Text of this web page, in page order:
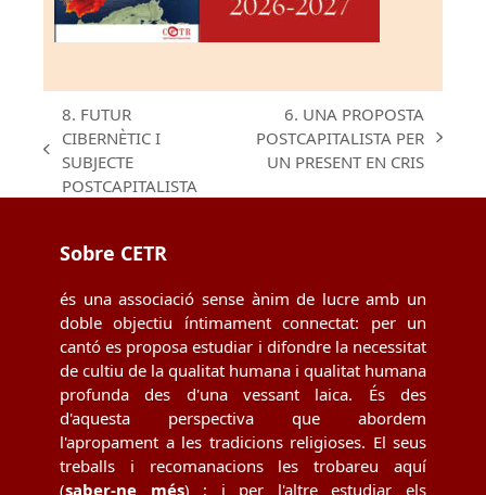
previous
post:
8. FUTUR
CIBERNÈTIC I
SUBJECTE
POSTCAPITALISTA
next
post:
6. UNA PROPOSTA
POSTCAPITALISTA PER
UN PRESENT EN CRIS
Sobre CETR
és una associació sense ànim de lucre amb un
doble objectiu íntimament connectat: per un
cantó es proposa estudiar i difondre la necessitat
de cultiu de la qualitat humana i qualitat humana
profunda des d'una vessant laica. És des
d'aquesta perspectiva que abordem
l'apropament a les tradicions religioses. El seus
treballs i recomanacions les trobareu aquí
(saber-ne més) ; i per l'altre estudiar els